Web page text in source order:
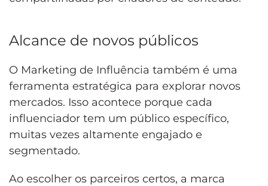
Alcance de novos públicos
O Marketing de Influência também é uma
ferramenta estratégica para explorar novos
mercados. Isso acontece porque cada
influenciador tem um público específico,
muitas vezes altamente engajado e
segmentado.
Ao escolher os parceiros certos, a marca